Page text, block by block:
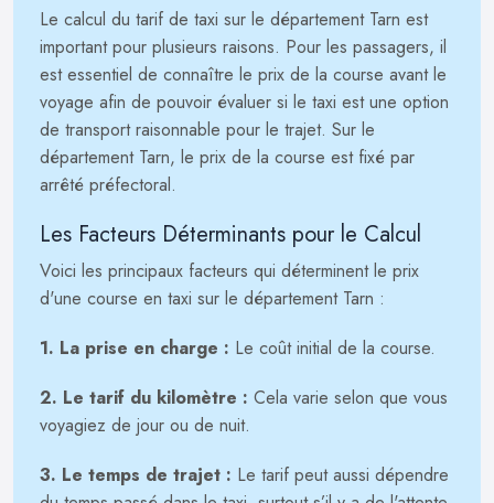
Le calcul du tarif de taxi sur le département Tarn est
important pour plusieurs raisons. Pour les passagers, il
est essentiel de connaître le prix de la course avant le
voyage afin de pouvoir évaluer si le taxi est une option
de transport raisonnable pour le trajet. Sur le
département Tarn, le prix de la course est fixé par
arrêté préfectoral.
Les Facteurs Déterminants pour le Calcul
Voici les principaux facteurs qui déterminent le prix
d'une course en taxi sur le département Tarn :
1. La prise en charge : Le coût initial de la course.
2. Le tarif du kilomètre : Cela varie selon que vous
voyagiez de jour ou de nuit.
3. Le temps de trajet : Le tarif peut aussi dépendre